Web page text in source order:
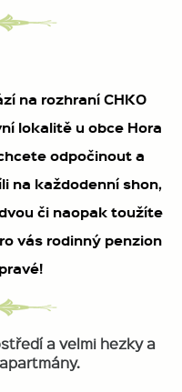
na rozhraní CHKO
lokalitě u obce Hora
odpočinout a
na každodenní shon,
či naopak toužíte
vás rodinný penzion
a velmi hezky a